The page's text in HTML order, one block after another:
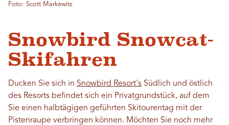
Foto: Scott Markewitz
Snowbird Snowcat-
Skifahren
Ducken Sie sich in Snowbird Resort's Südlich und östlich
des Resorts befindet sich ein Privatgrundstück, auf dem
Sie einen halbtägigen geführten Skitourentag mit der
Pistenraupe verbringen können. Möchten Sie noch mehr